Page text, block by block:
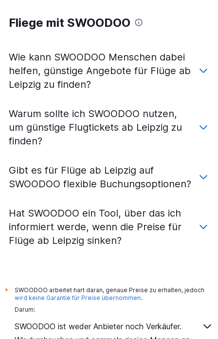
Fliege mit SWOODOO
Wie kann SWOODOO Menschen dabei
helfen, günstige Angebote für Flüge ab
Leipzig zu finden?
Warum sollte ich SWOODOO nutzen,
um günstige Flugtickets ab Leipzig zu
finden?
Gibt es für Flüge ab Leipzig auf
SWOODOO flexible Buchungsoptionen?
Hat SWOODOO ein Tool, über das ich
informiert werde, wenn die Preise für
Flüge ab Leipzig sinken?
*
SWOODOO arbeitet hart daran, genaue Preise zu erhalten, jedoch
wird keine Garantie für Preise übernommen.
Darum:
SWOODOO ist weder Anbieter noch Verkäufer.